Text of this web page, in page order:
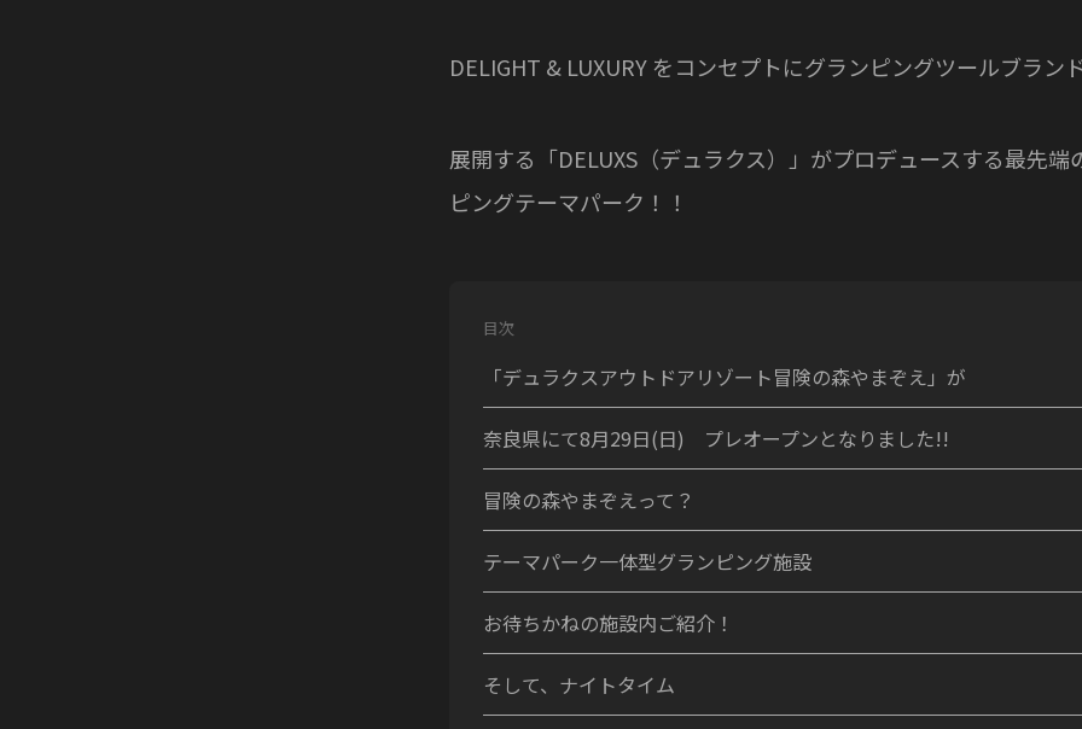
DELIGHT & LUXURY をコンセプトにグランピングツールブラン
展開する「DELUXS（デュラクス）」がプロデュースする最先端
ピングテーマパーク！！
目次
「デュラクスアウトドアリゾート冒険の森やまぞえ」が
奈良県にて8月29日(日) プレオープンとなりました!!
冒険の森やまぞえって？
テーマパーク一体型グランピング施設
お待ちかねの施設内ご紹介！
そして、ナイトタイム